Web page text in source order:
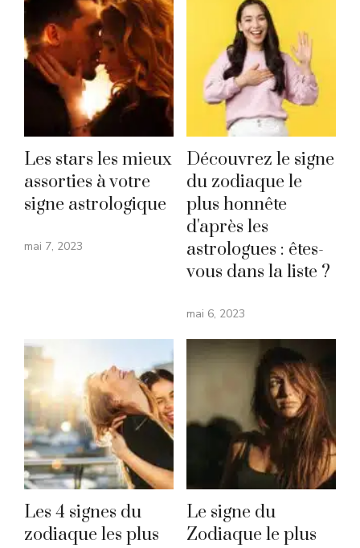
Les stars les mieux
assorties à votre
signe astrologique
mai 7, 2023
Découvrez le signe
du zodiaque le
plus honnête
d'après les
astrologues : êtes-
vous dans la liste ?
mai 6, 2023
Les 4 signes du
zodiaque les plus
Le signe du
Zodiaque le plus